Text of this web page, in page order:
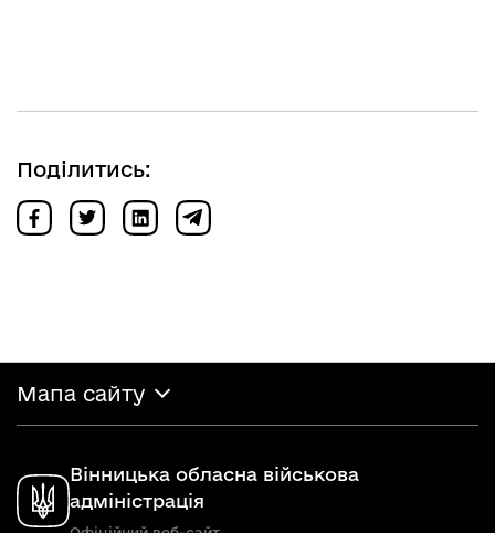
Поділитись:
Мапа сайту
Вінницька обласна військова
адміністрація